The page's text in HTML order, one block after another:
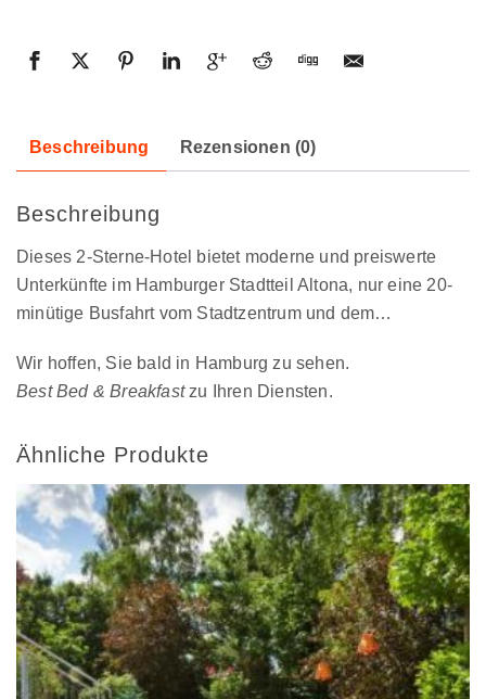
Beschreibung Rezensionen (0)
Beschreibung
Dieses 2-Sterne-Hotel bietet moderne und preiswerte
Unterkünfte im Hamburger Stadtteil Altona, nur eine 20-
minütige Busfahrt vom Stadtzentrum und dem…
Wir hoffen, Sie bald in Hamburg zu sehen.
Best Bed & Breakfastzu Ihren Diensten.
Ähnliche Produkte